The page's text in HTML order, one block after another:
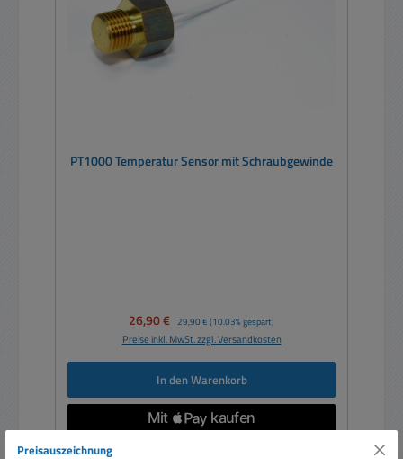
PT1000 Temperatur Sensor mit Schraubgewinde
Verkaufspreis:
26,90 € Regulärer Preis:
29,90 € (10.03% gespart)
Preise inkl. MwSt. zzgl. Versandkosten
In den Warenkorb
Preisauszeichnung